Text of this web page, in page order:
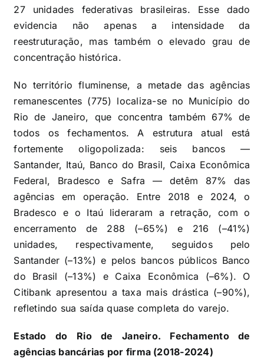
27 unidades federativas brasileiras. Esse dado
evidencia não apenas a intensidade da
reestruturação, mas também o elevado grau de
concentração histórica.
No território fluminense, a metade das agências
remanescentes (775) localiza-se no Município do
Rio de Janeiro, que concentra também 67% de
todos os fechamentos. A estrutura atual está
fortemente oligopolizada: seis bancos —
Santander, Itaú, Banco do Brasil, Caixa Econômica
Federal, Bradesco e Safra — detêm 87% das
agências em operação. Entre 2018 e 2024, o
Bradesco e o Itaú lideraram a retração, com o
encerramento de 288 (–65%) e 216 (–41%)
unidades, respectivamente, seguidos pelo
Santander (–13%) e pelos bancos públicos Banco
do Brasil (–13%) e Caixa Econômica (–6%). O
Citibank apresentou a taxa mais drástica (–90%),
refletindo sua saída quase completa do varejo.
Estado do Rio de Janeiro. Fechamento de
agências bancárias por firma (2018-2024)